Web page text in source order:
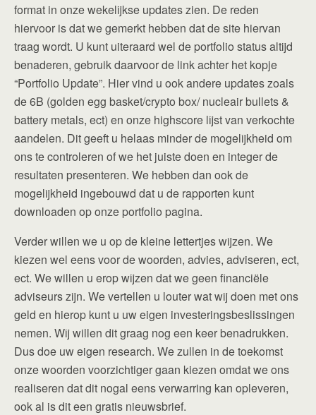
format in onze wekelijkse updates zien. De reden
hiervoor is dat we gemerkt hebben dat de site hiervan
traag wordt. U kunt uiteraard wel de portfolio status altijd
benaderen, gebruik daarvoor de link achter het kopje
“Portfolio Update”. Hier vind u ook andere updates zoals
de 6B (golden egg basket/crypto box/ nucleair bullets &
battery metals, ect) en onze highscore lijst van verkochte
aandelen. Dit geeft u helaas minder de mogelijkheid om
ons te controleren of we het juiste doen en integer de
resultaten presenteren. We hebben dan ook de
mogelijkheid ingebouwd dat u de rapporten kunt
downloaden op onze portfolio pagina.
Verder willen we u op de kleine lettertjes wijzen. We
kiezen wel eens voor de woorden, advies, adviseren, ect,
ect. We willen u erop wijzen dat we geen financiële
adviseurs zijn. We vertellen u louter wat wij doen met ons
geld en hierop kunt u uw eigen investeringsbeslissingen
nemen. Wij willen dit graag nog een keer benadrukken.
Dus doe uw eigen research. We zullen in de toekomst
onze woorden voorzichtiger gaan kiezen omdat we ons
realiseren dat dit nogal eens verwarring kan opleveren,
ook al is dit een gratis nieuwsbrief.